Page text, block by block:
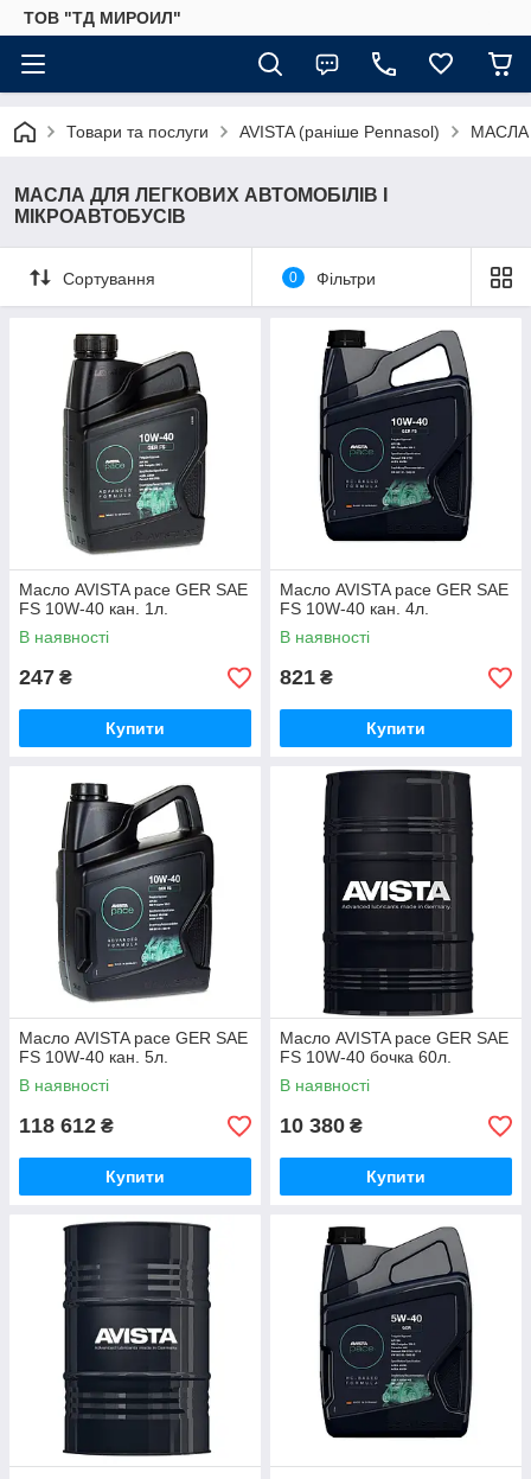
ТОВ "ТД МИРОИЛ"
Товари та послуги AVISTA (раніше Pennasol) МАСЛА
МАСЛА ДЛЯ ЛЕГКОВИХ АВТОМОБІЛІВ І
МІКРОАВТОБУСІВ
Сортування 0 Фільтри
Масло AVISTA pace GER SAE
FS 10W-40 кан. 1л.
В наявності
247 ₴
Купити
Масло AVISTA pace GER SAE
FS 10W-40 кан. 4л.
В наявності
821 ₴
Купити
Масло AVISTA pace GER SAE
FS 10W-40 кан. 5л.
В наявності
118 612 ₴
Купити
Масло AVISTA pace GER SAE
FS 10W-40 бочка 60л.
В наявності
10 380 ₴
Купити